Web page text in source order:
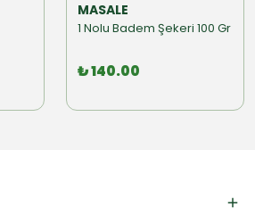
MASALE
1 Nolu Badem Şekeri 100 Gr
₺ 140.00